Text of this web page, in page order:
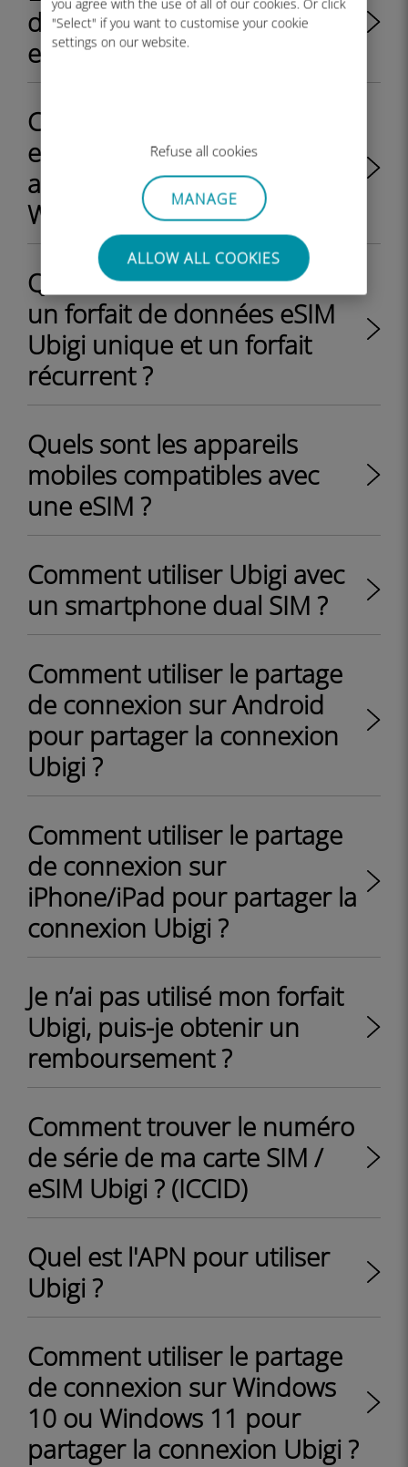
you agree with the use of all of our cookies. Or click
"Select" if you want to customise your cookie
settings on our website.
Refuse all cookies
MANAGE
ALLOW ALL COOKIES
des appels téléphoniques et
envoyer des SMS avec Ubigi ?
Comment savoir si mon profil
eSIM Ubigi est activé sur mon
appareil Windows 10 ou
Windows 11 ?
Quelle est la différence entre
un forfait de données eSIM
Ubigi unique et un forfait
récurrent ?
Quels sont les appareils
mobiles compatibles avec
une eSIM ?
Comment utiliser Ubigi avec
un smartphone dual SIM ?
Comment utiliser le partage
de connexion sur Android
pour partager la connexion
Ubigi ?
Comment utiliser le partage
de connexion sur
iPhone/iPad pour partager la
connexion Ubigi ?
Je n’ai pas utilisé mon forfait
Ubigi, puis-je obtenir un
remboursement ?
Comment trouver le numéro
de série de ma carte SIM /
eSIM Ubigi ? (ICCID)
Quel est l'APN pour utiliser
Ubigi ?
Comment utiliser le partage
de connexion sur Windows
10 ou Windows 11 pour
partager la connexion Ubigi ?